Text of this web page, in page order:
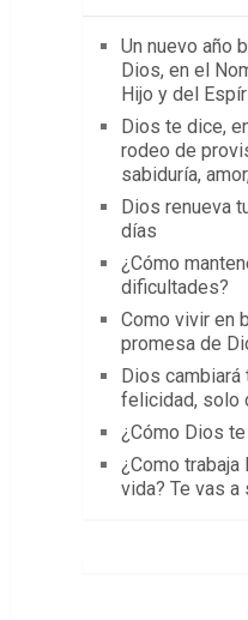
Un nuevo año
Dios, en el
Hijo y del
Dios te dice,
rodeo de
sabiduría,
Dios renueva
días
¿Cómo
dificultades?
Como vivir en
promesa de
Dios
felicidad, solo
¿Cómo Dios
¿Como trabaja
vida? Te vas a